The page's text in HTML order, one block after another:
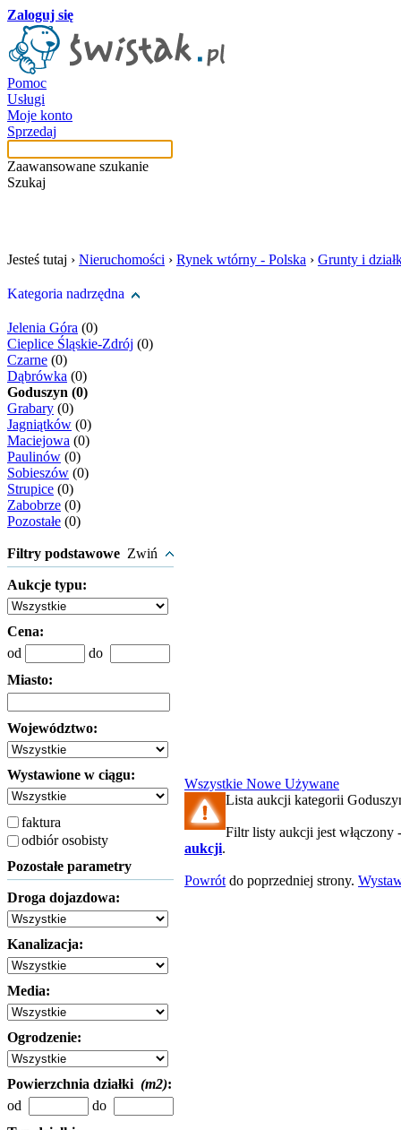
Zaloguj się
Pomoc
Usługi
Moje konto
Sprzedaj
Zaawansowane szukanie
Szukaj
Jesteś tutaj › Nieruchomości › Rynek wtórny - Polska › Grunty i
Kategoria nadrzędna
Jelenia Góra (0)
Cieplice Śląskie-Zdrój (0)
Czarne (0)
Dąbrówka (0)
Goduszyn (0)
Grabary (0)
Jagniątków (0)
Maciejowa (0)
Paulinów (0)
Sobieszów (0)
Strupice (0)
Zabobrze (0)
Pozostałe (0)
Filtry podstawowe Zwiń
Aukcje typu:
Cena:
od
do
Miasto:
Województwo:
Wystawione w ciągu:
faktura
odbiór osobisty
Pozostałe parametry
Droga dojazdowa:
Kanalizacja:
Media:
Ogrodzenie:
Powierzchnia działki (m2):
od
do
Wszystkie Nowe Używane
Lista aukcji kategorii
Filtr listy aukcji jest włączony
aukcji.
Powrót do poprzedniej strony.